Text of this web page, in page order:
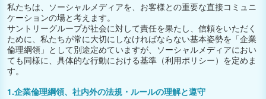
私たちは、ソーシャルメディアを、お客様との重要な直接コミュニ
ケーションの場と考えます。
サントリーグループが社会に対して責任を果たし、信頼をいただく
ために、私たちが常に大切にしなければならない基本姿勢を「企業
倫理綱領」として別途定めていますが、ソーシャルメディアにおい
ても同様に、具体的な行動における基準（利用ポリシー）を定めま
す。
1.企業倫理綱領、社内外の法規・ルールの理解と遵守